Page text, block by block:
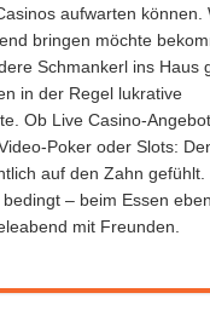
aufwarten können.
bringen möchte
Schmankerl ins Haus
in der Regel lukrative
Ob Live Casino-
Poker oder Slots:
auf den Zahn gefühlt.
– beim Essen
mit Freunden.